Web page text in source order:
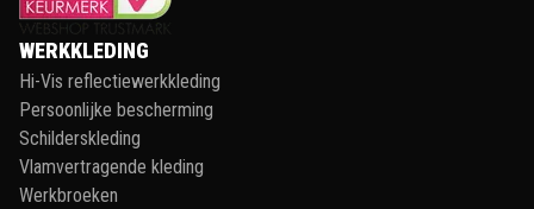
WERKKLEDING
Hi-Vis reflectiewerkkleding
Persoonlijke bescherming
Schilderskleding
Vlamvertragende kleding
Werkbroeken